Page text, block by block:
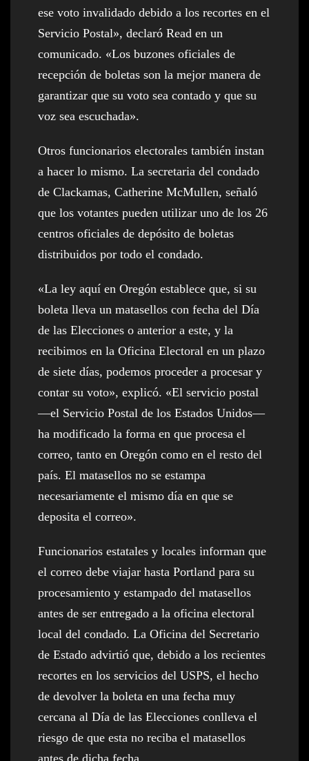
ese voto invalidado debido a los recortes en el
Servicio Postal», declaró Read en un
comunicado. «Los buzones oficiales de
recepción de boletas son la mejor manera de
garantizar que su voto sea contado y que su
voz sea escuchada».
Otros funcionarios electorales también instan
a hacer lo mismo. La secretaria del condado
de Clackamas, Catherine McMullen, señaló
que los votantes pueden utilizar uno de los 26
centros oficiales de depósito de boletas
distribuidos por todo el condado.
«La ley aquí en Oregón establece que, si su
boleta lleva un matasellos con fecha del Día
de las Elecciones o anterior a este, y la
recibimos en la Oficina Electoral en un plazo
de siete días, podemos proceder a procesar y
contar su voto», explicó. «El servicio postal
—el Servicio Postal de los Estados Unidos—
ha modificado la forma en que procesa el
correo, tanto en Oregón como en el resto del
país. El matasellos no se estampa
necesariamente el mismo día en que se
deposita el correo».
Funcionarios estatales y locales informan que
el correo debe viajar hasta Portland para su
procesamiento y estampado del matasellos
antes de ser entregado a la oficina electoral
local del condado. La Oficina del Secretario
de Estado advirtió que, debido a los recientes
recortes en los servicios del USPS, el hecho
de devolver la boleta en una fecha muy
cercana al Día de las Elecciones conlleva el
riesgo de que esta no reciba el matasellos